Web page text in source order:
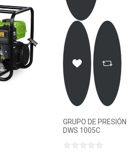
GRUPO DE PRESIÓN
DWS 1005C